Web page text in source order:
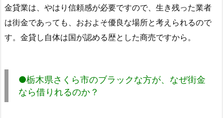
金貸業は、やはり信頼感が必要ですので、生き残った業者
は街金であっても、おおよそ優良な場所と考えられるので
す。金貸し自体は国が認める歴とした商売ですから。
●栃木県さくら市のブラックな方が、なぜ街金
なら借りれるのか？